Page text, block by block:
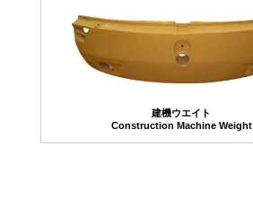
建機ウエイト
Construction Machine Weight